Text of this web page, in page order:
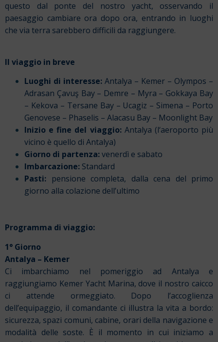
questo dal ponte del nostro yacht, osservando il
paesaggio cambiare ora dopo ora, entrando in luoghi
che via terra sarebbero difficili da raggiungere.
Il viaggio in breve
Luoghi di interesse: Antalya – Kemer – Olympos –
Adrasan Çavuş Bay – Demre – Myra – Gokkaya Bay
– Kekova – Tersane Bay – Ucagiz – Simena – Porto
Genovese – Phaselis – Alacasu Bay – Moonlight Bay
Inizio e fine del viaggio: Antalya (l‘aeroporto più
vicino è quello di Antalya)
Giorno di partenza:venerdì e sabato
Imbarcazione: Standard
Pasti: pensione completa, dalla cena del primo
giorno alla colazione dell’ultimo
Programma di viaggio:
1° Giorno
Antalya – Kemer
Ci imbarchiamo nel pomeriggio ad Antalya e
raggiungiamo Kemer Yacht Marina, dove il nostro caicco
ci attende ormeggiato. Dopo l’accoglienza
dell’equipaggio, il comandante ci illustra la vita a bordo:
sicurezza, spazi comuni, cabine, orari della navigazione e
modalità delle soste. È il momento in cui iniziamo a